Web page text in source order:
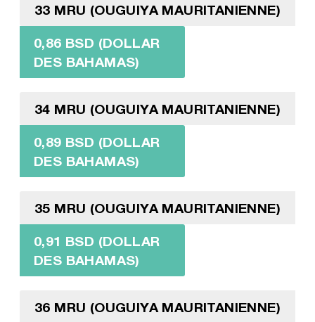
33 MRU (OUGUIYA MAURITANIENNE)
0,86 BSD (DOLLAR
DES BAHAMAS)
34 MRU (OUGUIYA MAURITANIENNE)
0,89 BSD (DOLLAR
DES BAHAMAS)
35 MRU (OUGUIYA MAURITANIENNE)
0,91 BSD (DOLLAR
DES BAHAMAS)
36 MRU (OUGUIYA MAURITANIENNE)